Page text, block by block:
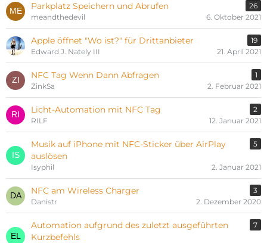
Parkplatz Speichern und Abrufen
26
meandthedevil
6. Oktober 2021
Apple öffnet "Wo ist?" für Drittanbieter
19
Edward J. Nately III
21. April 2021
NFC Tag Wenn Dann Abfragen
1
ZinkSa
2. Februar 2021
Licht-Automation mit NFC Tag
2
RILF
12. Januar 2021
Musik auf iPhone mit NFC-Sticker über AirPlay
auslösen
5
Isyphil 2. Januar 2021
NFC am Wireless Charger
3
Danistr
2. Dezember 2020
Automation aufgrund des zuletzt ausgeführten
Kurzbefehls
7